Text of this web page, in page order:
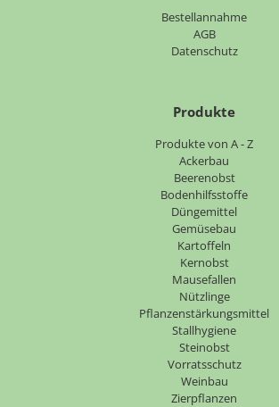
Bestellannahme
AGB
Datenschutz
Produkte
Produkte von A - Z
Ackerbau
Beerenobst
Bodenhilfsstoffe
Düngemittel
Gemüsebau
Kartoffeln
Kernobst
Mausefallen
Nützlinge
Pflanzenstärkungsmittel
Stallhygiene
Steinobst
Vorratsschutz
Weinbau
Zierpflanzen